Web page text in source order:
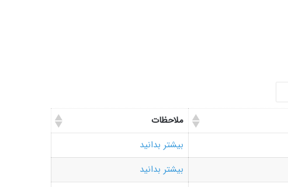
ملاحظات
بیشتر بدانید
بیشتر بدانید